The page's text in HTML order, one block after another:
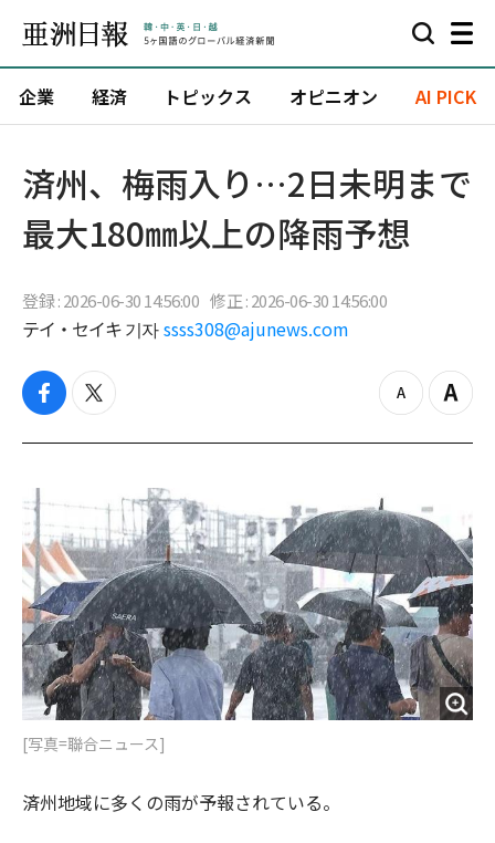
企業 経済 トピックス オピニオン AI PICK
済州、梅雨入り…2日未明まで
最大180㎜以上の降雨予想
登録 : 2026-06-30 14:56:00 修正 : 2026-06-30 14:56:00
テイ・セイキ 기자 ssss308@ajunews.com
f
c
o
o
k
t
i
e
r
z
o
u
t
Z
o
[写真=聯合ニュース]
済州地域に多くの雨が予報されている。